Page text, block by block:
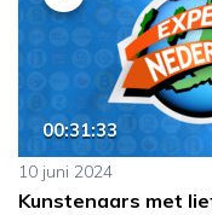
00:31:33
10 juni 2024
Kunstenaars met